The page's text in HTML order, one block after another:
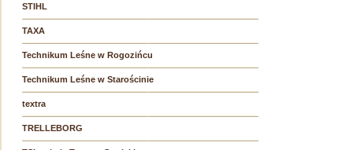
STIHL
TAXA
Technikum Leśne w Rogozińcu
Technikum Leśne w Starościnie
textra
TRELLEBORG